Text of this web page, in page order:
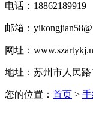
电话：18862189919
邮箱：
网址：
地址：苏州市人民路
您的位置： 首页 >